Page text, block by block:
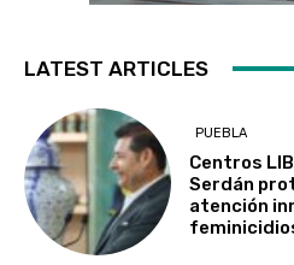
LATEST ARTICLES
PUEBLA
Centros
Serdán
atención